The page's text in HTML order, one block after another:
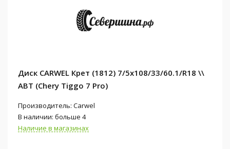
Диск CARWEL Крет (1812) 7/5x108/33/60.1/R18 \\
ABT (Chery Tiggo 7 Pro)
Производитель: Carwel
В наличии: больше 4
Наличие в магазинах